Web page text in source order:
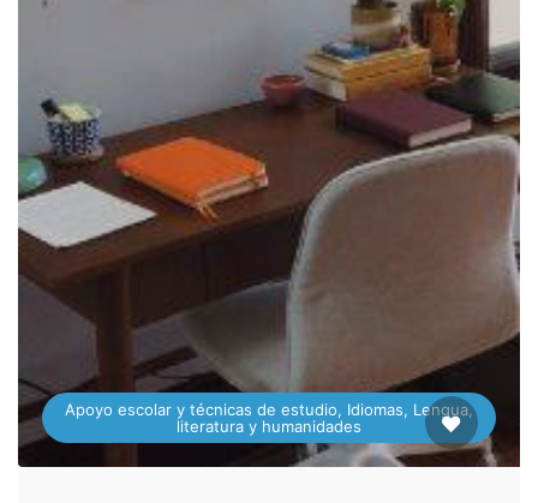
Apoyo escolar y técnicas de estudio, Idiomas, Lengua,
literatura y humanidades